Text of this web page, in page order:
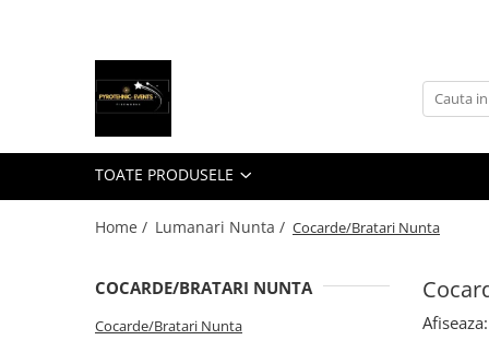
Toate Produsele
Artificii exterior
Artificii interior
Emitatoare sunet
Sisteme declansare
Artificii si Fumigene Gender Reveal
TOATE PRODUSELE
Home / Lumanari Nunta / Cocarde/Bratari Nunta
COCARDE/BRATARI NUNTA
Cocarde/Bratari Nunta Afiseaza: